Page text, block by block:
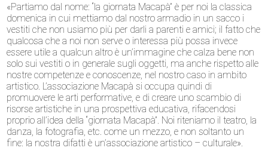
«Partiamo dal nome: “la giornata Macapà” è per noi la classica
domenica in cui mettiamo dal nostro armadio in un sacco i
vestiti che non usiamo più per darli a parenti e amici; il fatto che
qualcosa che a noi non serve o interessa più possa invece
essere utile a qualcun altro è un’immagine che calza bene non
solo sui vestiti o in generale sugli oggetti, ma anche rispetto alle
nostre competenze e conoscenze, nel nostro caso in ambito
artistico. L’associazione Macapà si occupa quindi di
promuovere le arti performative, e di creare uno scambio di
risorse artistiche in una prospettiva educativa, rifacendosi
proprio all’idea della “giornata Macapà”. Noi riteniamo il teatro, la
danza, la fotografia, etc. come un mezzo, e non soltanto un
fine: la nostra difatti è un’associazione artistico – culturale».